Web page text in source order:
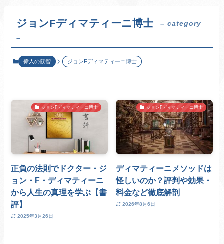
ジョンFディマティーニ博士
– category
–
偉人の叡智 ジョンFディマティーニ博士
ジョンFディマティーニ博士
正負の法則でドクター・ジ
ョン・F・ディマティーニ
から人生の真理を学ぶ【書
評】
2025年3月26日
ジョンFディマティーニ博士
ディマティーニメソッドは
怪しいのか？評判や効果・
料金など徹底解剖
2026年8月6日